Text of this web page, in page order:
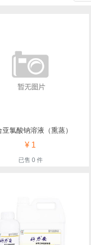
亚氯酸钠溶液（熏蒸）
¥ 1
已售 0 件